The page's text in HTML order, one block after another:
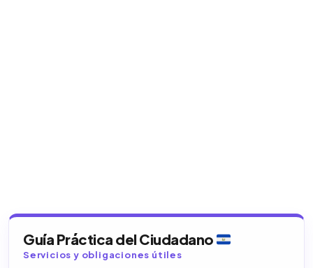
Guía Práctica del Ciudadano
Servicios y obligaciones útiles